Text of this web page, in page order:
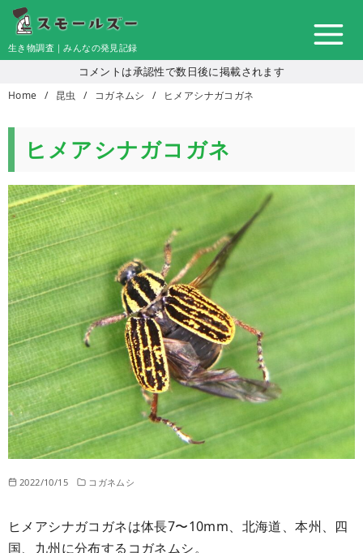
コ
テ
ツ
生き物調査｜みんなの発見記録
コメントは承認性で数日後に掲載されます
Home 昆虫 コガネムシ ヒメアシナガコガネ
ヒメアシナガコガネ
2022/10/15 コガネムシ
ヒメアシナガコガネは体長7〜10mm、北海道、本州、四
国、九州に分布するコガネムシ。